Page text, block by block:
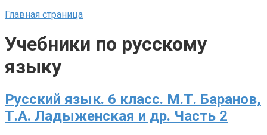
Главная страница
Учебники по русскому
языку
Русский язык. 6 класс. М.Т. Баранов,
Т.А. Ладыженская и др. Часть 2